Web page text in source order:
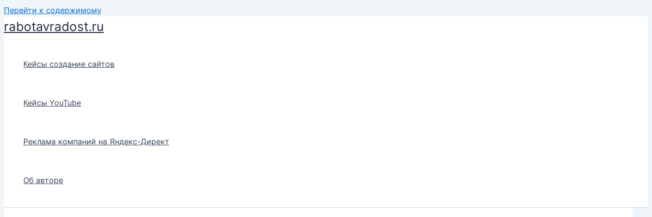
Перейти к содержимому
rabotavradost.ru
Кейсы создание сайтов
Кейсы YouTube
Реклама компаний на Яндекс-Директ
Об авторе